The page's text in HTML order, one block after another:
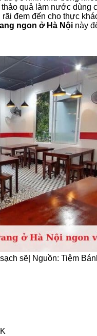
quả làm nước dùng
đem đến cho thực
ngon ở Hà Nội này
sẽ| Nguồn: Tiệm